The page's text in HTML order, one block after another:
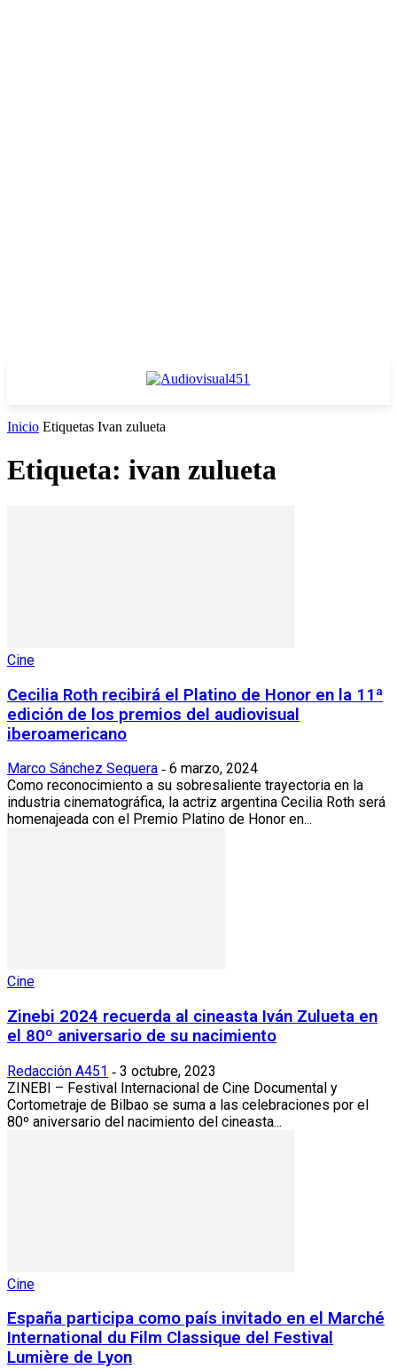
Inicio Etiquetas Ivan zulueta
Etiqueta: ivan zulueta
Cine
Cecilia Roth recibirá el Platino de Honor en la 11ª
edición de los premios del audiovisual
iberoamericano
Marco Sánchez Sequera - 6 marzo, 2024
Como reconocimiento a su sobresaliente trayectoria en la
industria cinematográfica, la actriz argentina Cecilia Roth será
homenajeada con el Premio Platino de Honor en...
Cine
Zinebi 2024 recuerda al cineasta Iván Zulueta en
el 80º aniversario de su nacimiento
Redacción A451 - 3 octubre, 2023
ZINEBI – Festival Internacional de Cine Documental y
Cortometraje de Bilbao se suma a las celebraciones por el
80º aniversario del nacimiento del cineasta...
Cine
España participa como país invitado en el Marché
International du Film Classique del Festival
Lumière de Lyon